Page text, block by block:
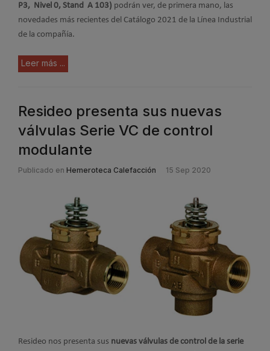
P3, Nivel 0, Stand A 103) podrán ver, de primera mano, las
novedades más recientes del Catálogo 2021 de la Línea Industrial
de la compañía.
Leer más ...
Resideo presenta sus nuevas
válvulas Serie VC de control
modulante
Publicado en Hemeroteca Calefacción 15 Sep 2020
Resideo nos presenta sus nuevas válvulas de control de la serie